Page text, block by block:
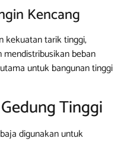
Kencang
kekuatan tarik tinggi,
beban
untuk bangunan tinggi
Tinggi
digunakan untuk